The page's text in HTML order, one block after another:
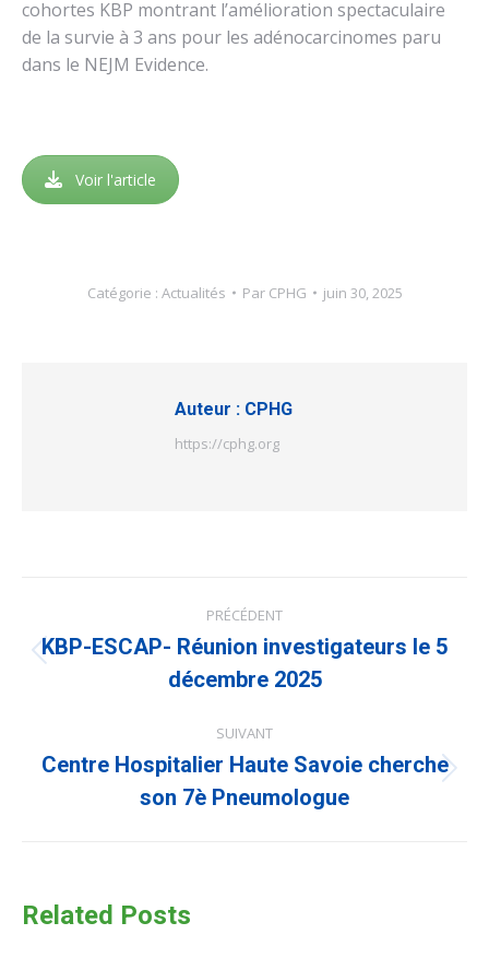
cohortes KBP montrant l’amélioration spectaculaire
de la survie à 3 ans pour les adénocarcinomes paru
dans le NEJM Evidence.
Voir l'article
Catégorie : Actualités Par CPHG juin 30, 2025
Auteur : CPHG
https://cphg.org
Navigation
article
PRÉCÉDENT
Article
précédent
KBP-ESCAP- Réunion investigateurs le 5
décembre 2025
SUIVANT
Article
suivant
Centre Hospitalier Haute Savoie cherche
son 7è Pneumologue
Related Posts